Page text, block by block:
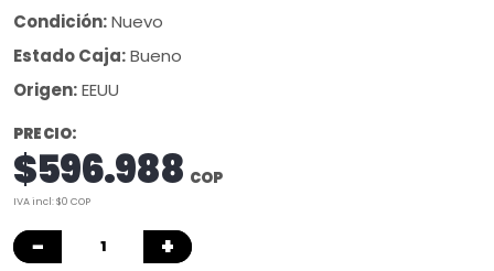
Condición:Nuevo
Estado Caja:Bueno
Origen:EEUU
PRECIO:
$596.988 COP
IVA incl: $0 COP
− +